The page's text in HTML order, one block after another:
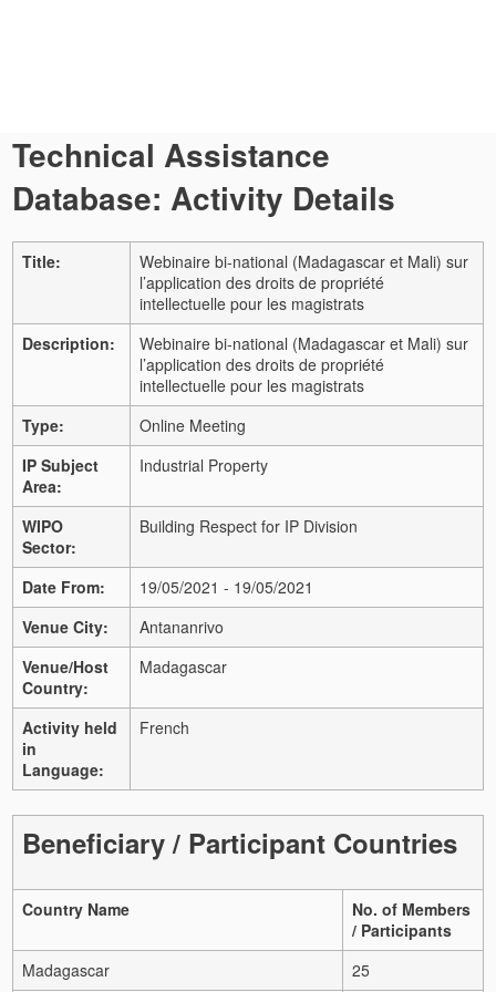
Technical Assistance
Database: Activity Details
Title:
Webinaire bi-national (Madagascar et Mali) sur
l’application des droits de propriété
intellectuelle pour les magistrats
Description:
Webinaire bi-national (Madagascar et Mali) sur
l’application des droits de propriété
intellectuelle pour les magistrats
Type:
Online Meeting
IP Subject
Area:
Industrial Property
WIPO
Sector:
Building Respect for IP Division
Date From:
19/05/2021 - 19/05/2021
Venue City:
Antananrivo
Venue/Host
Country:
Madagascar
Activity held
in
Language:
French
Beneficiary / Participant Countries
Country Name
No. of Members
/ Participants
Madagascar
25